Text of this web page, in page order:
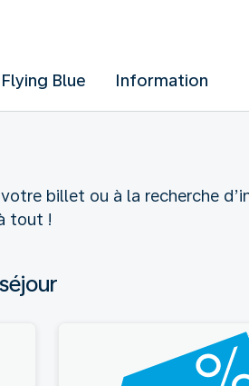
Flying Blue Information
billet ou à la recherche
tout !